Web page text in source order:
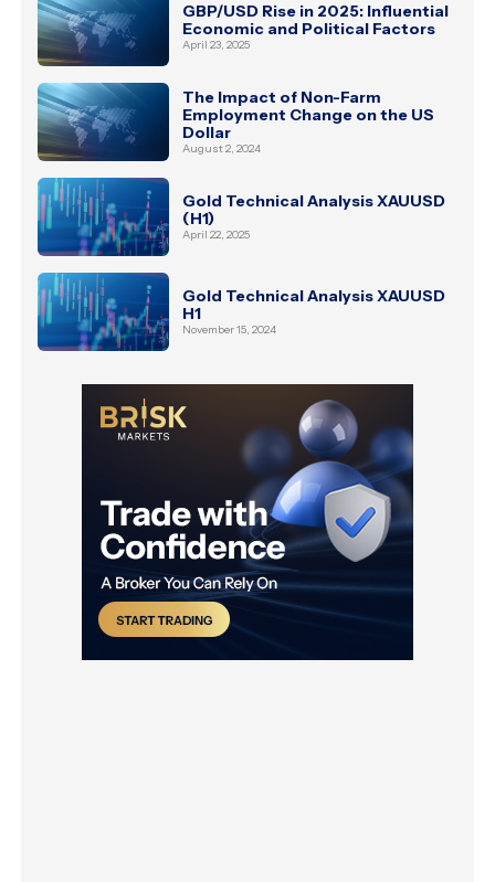
GBP/USD Rise in 2025: Influential
Economic and Political Factors
April 23, 2025
The Impact of Non-Farm
Employment Change on the US
Dollar
August 2, 2024
Gold Technical Analysis XAUUSD
(H1)
April 22, 2025
Gold Technical Analysis XAUUSD
H1
November 15, 2024